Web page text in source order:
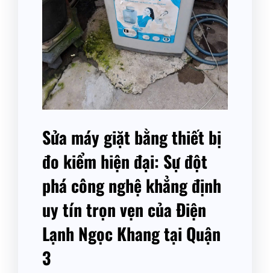
Sửa máy giặt bằng thiết bị
đo kiểm hiện đại: Sự đột
phá công nghệ khẳng định
uy tín trọn vẹn của Điện
Lạnh Ngọc Khang tại Quận
3